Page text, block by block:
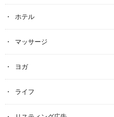
ホテル
マッサージ
ヨガ
ライフ